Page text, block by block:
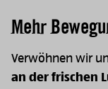
Mehr
Verwöhnen wir
an der frischen